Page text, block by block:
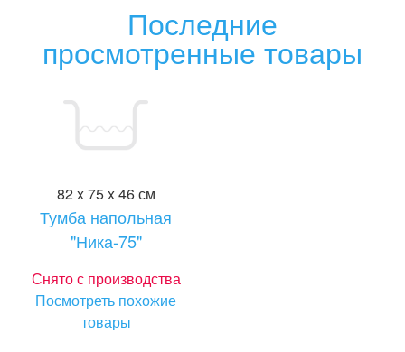
Последние
просмотренные товары
82 x 75 x 46 см
Тумба напольная
"Ника-75"
Снято с производства
Посмотреть похожие
товары